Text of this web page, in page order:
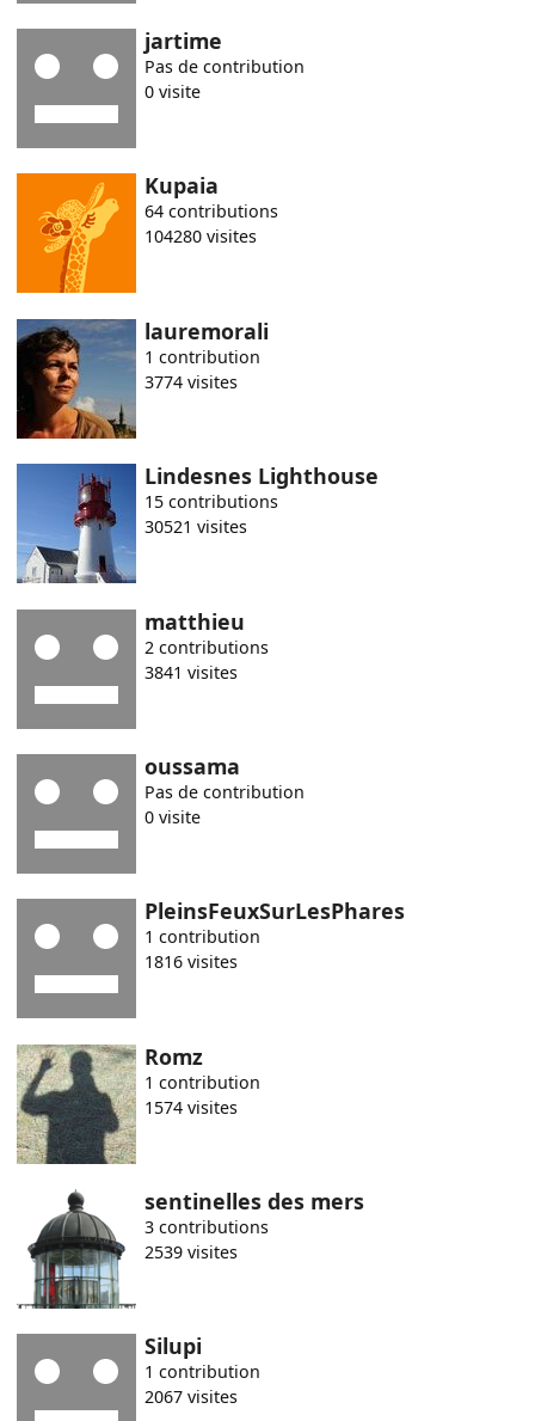
jartime
Pas de contribution
0 visite
Kupaia
64 contributions
104280 visites
lauremorali
1 contribution
3774 visites
Lindesnes Lighthouse
15 contributions
30521 visites
matthieu
2 contributions
3841 visites
oussama
Pas de contribution
0 visite
PleinsFeuxSurLesPhares
1 contribution
1816 visites
Romz
1 contribution
1574 visites
sentinelles des mers
3 contributions
2539 visites
Silupi
1 contribution
2067 visites